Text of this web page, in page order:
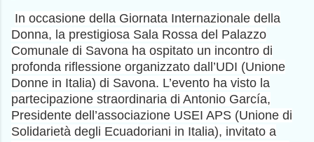
In occasione della Giornata Internazionale della
Donna, la prestigiosa Sala Rossa del Palazzo
Comunale di Savona ha ospitato un incontro di
profonda riflessione organizzato dall’UDI (Unione
Donne in Italia) di Savona. L’evento ha visto la
partecipazione straordinaria di Antonio García,
Presidente dell’associazione USEI APS (Unione di
Solidarietà degli Ecuadoriani in Italia), invitato a